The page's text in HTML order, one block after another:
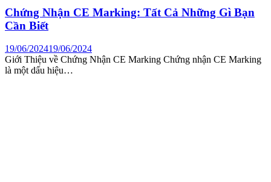
Chứng Nhận CE Marking: Tất Cả Những Gì Bạn
Cần Biết
19/06/202419/06/2024
Giới Thiệu về Chứng Nhận CE Marking Chứng nhận CE Marking
là một dấu hiệu…